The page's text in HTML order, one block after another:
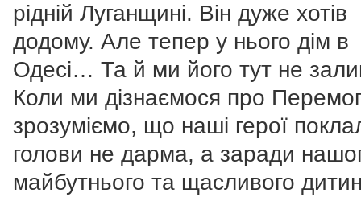
рідній Луганщині. Він дуже хотів
додому. Але тепер у нього дім в
Одесі… Та й ми його тут не
Коли ми дізнаємося про
зрозуміємо, що наші герої
голови не дарма, а заради
майбутнього та щасливого